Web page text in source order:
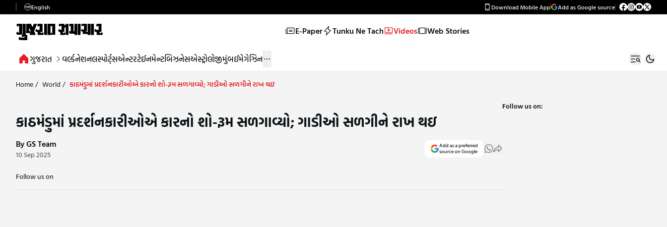
English Download Mobile App Add as Google source
E-Paper Tunku Ne Tach Videos Web Stories
ગુજરાત વર્લ્ડનેશનલસ્પોર્ટ્સએન્ટરટેઈનમેન્ટબિઝનેસએસ્ટ્રોલોજીમુંબઈમેગેઝિન
Home/ World / કાઠમંડુમાં પ્રદર્શનકારીઓએ કારનો શો-રૂમ સળગાવ્યો; ગાડીઓ સળગીને રાખ થઇ
કાઠમંડુમાં પ્રદર્શનકારીઓએ કારનો શો-રૂમ સળગાવ્યો; ગાડીઓ સળગીને રાખ થઇ
By GS Team
10 Sep 2025
Add as a preferred
source on Google
Follow us on
Follow us on: